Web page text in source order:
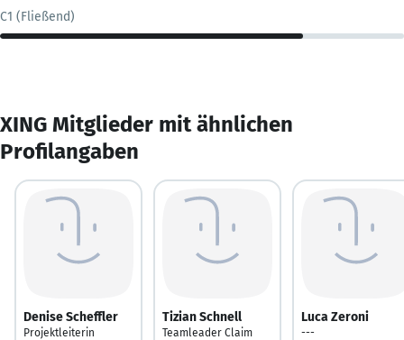
C1 (Fließend)
XING Mitglieder mit ähnlichen
Profilangaben
Denise Scheffler
Projektleiterin
Tizian Schnell
Teamleader Claim
Luca Zeroni
---